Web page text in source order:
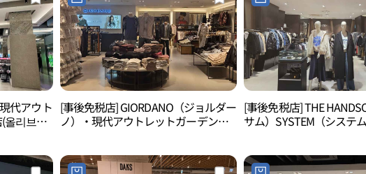
代アウト
올리브영
[事後免税店] GIORDANO（ジョルダー
ノ）・現代アウトレットガーデンフ
[事後免税店] THE
サム）SYSTEM（システ